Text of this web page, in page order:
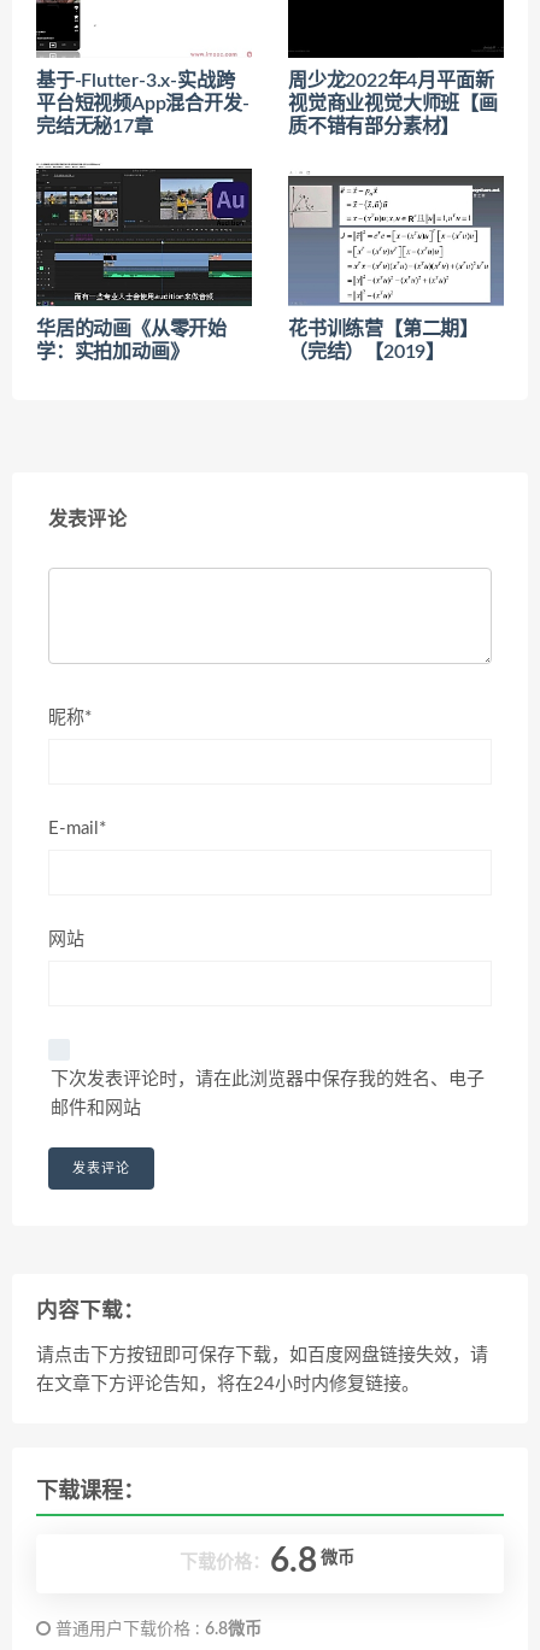
基于-Flutter-3.x-实战跨
平台短视频App混合开发-
完结无秘17章
周少龙2022年4月平面新
视觉商业视觉大师班【画
质不错有部分素材】
华居的动画《从零开始
学：实拍加动画》
花书训练营【第二期】
（完结）【2019】
发表评论
昵称*
E-mail*
网站
下次发表评论时，请在此浏览器中保存我的姓名、电子
邮件和网站
内容下载：
请点击下方按钮即可保存下载，如百度网盘链接失效，请
在文章下方评论告知，将在24小时内修复链接。
下载课程：
下载价格： 6.8 微币
普通用户下载价格 : 6.8微币